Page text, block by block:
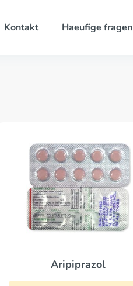
Kontakt Haeufige fragen
Aripiprazol